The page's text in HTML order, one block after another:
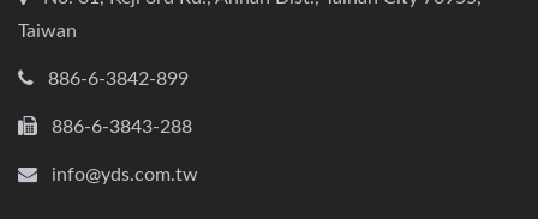
Taiwan
886-6-3842-899
886-6-3843-288
info@yds.com.tw